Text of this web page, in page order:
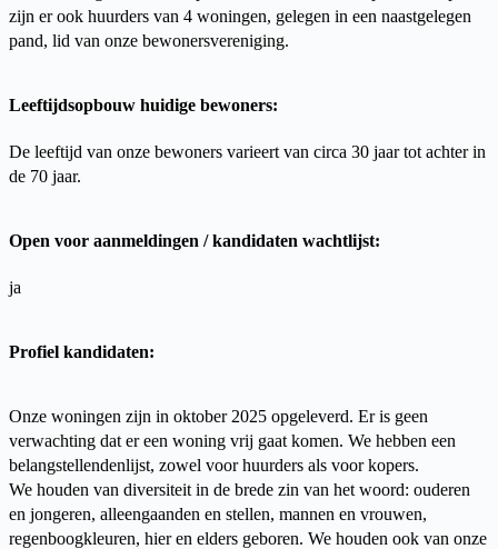
zijn er ook huurders van 4 woningen, gelegen in een naastgelegen
pand, lid van onze bewonersvereniging.
Leeftijdsopbouw huidige bewoners:
De leeftijd van onze bewoners varieert van circa 30 jaar tot achter in
de 70 jaar.
Open voor aanmeldingen / kandidaten wachtlijst:
ja
Profiel kandidaten:
Onze woningen zijn in oktober 2025 opgeleverd. Er is geen
verwachting dat er een woning vrij gaat komen. We hebben een
belangstellendenlijst, zowel voor huurders als voor kopers.
We houden van diversiteit in de brede zin van het woord: ouderen
en jongeren, alleengaanden en stellen, mannen en vrouwen,
regenboogkleuren, hier en elders geboren. We houden ook van onze